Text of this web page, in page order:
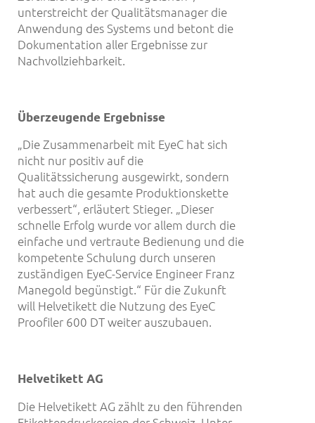
unterstreicht der Qualitätsmanager die
Anwendung des Systems und betont die
Dokumentation aller Ergebnisse zur
Nachvollziehbarkeit.
Überzeugende Ergebnisse
„Die Zusammenarbeit mit EyeC hat sich
nicht nur positiv auf die
Qualitätssicherung ausgewirkt, sondern
hat auch die gesamte Produktionskette
verbessert“, erläutert Stieger. „Dieser
schnelle Erfolg wurde vor allem durch die
einfache und vertraute Bedienung und die
kompetente Schulung durch unseren
zuständigen EyeC-Service Engineer Franz
Manegold begünstigt.“ Für die Zukunft
will Helvetikett die Nutzung des EyeC
Proofiler 600 DT weiter auszubauen.
Helvetikett AG
Die Helvetikett AG zählt zu den führenden